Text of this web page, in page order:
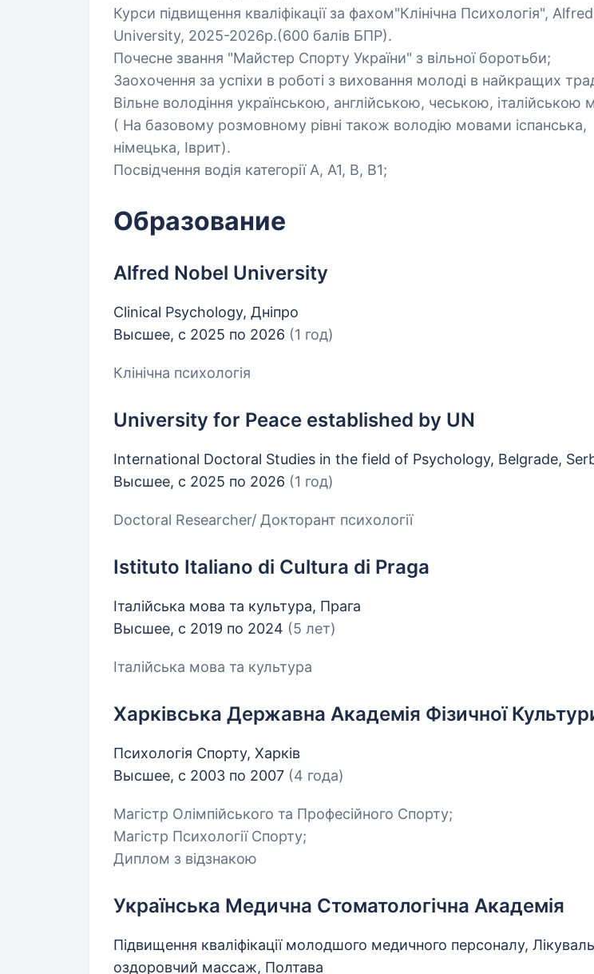
Курси підвищення кваліфікації за фахом"Клінічна Психологія",
University, 2025-2026р.(600 балів БПР).
Почесне звання "Майстер Спорту України" з вільної боротьби;
Заохочення за успіхи в роботі з виховання молоді в найкращих
Вільне володіння українською, англійською, чеською, італійською
( На базовому розмовному рівні також володію мовами іспанська,
німецька, Іврит).
Посвідчення водія категорії А, А1, В, В1;
Образование
Alfred Nobel University
Clinical Psychology, Дніпро
Высшее, с 2025 по 2026 (1 год)
Клінічна психологія
University for Peace established by UN
International Doctoral Studies in the field of Psychology, Belgrade,
Высшее, с 2025 по 2026 (1 год)
Doctoral Researcher/ Докторант психології
Istituto Italiano di Cultura di Praga
Італійська мова та культура, Прага
Высшее, с 2019 по 2024 (5 лет)
Італійська мова та культура
Харківська Державна Академія Фізичної
Психологія Спорту, Харків
Высшее, с 2003 по 2007 (4 года)
Магістр Олімпійського та Професійного Спорту;
Магістр Психології Спорту;
Диплом з відзнакою
Українська Медична Стоматологічна Академія
Підвищення кваліфікації молодшого медичного персоналу,
оздоровчий массаж, Полтава